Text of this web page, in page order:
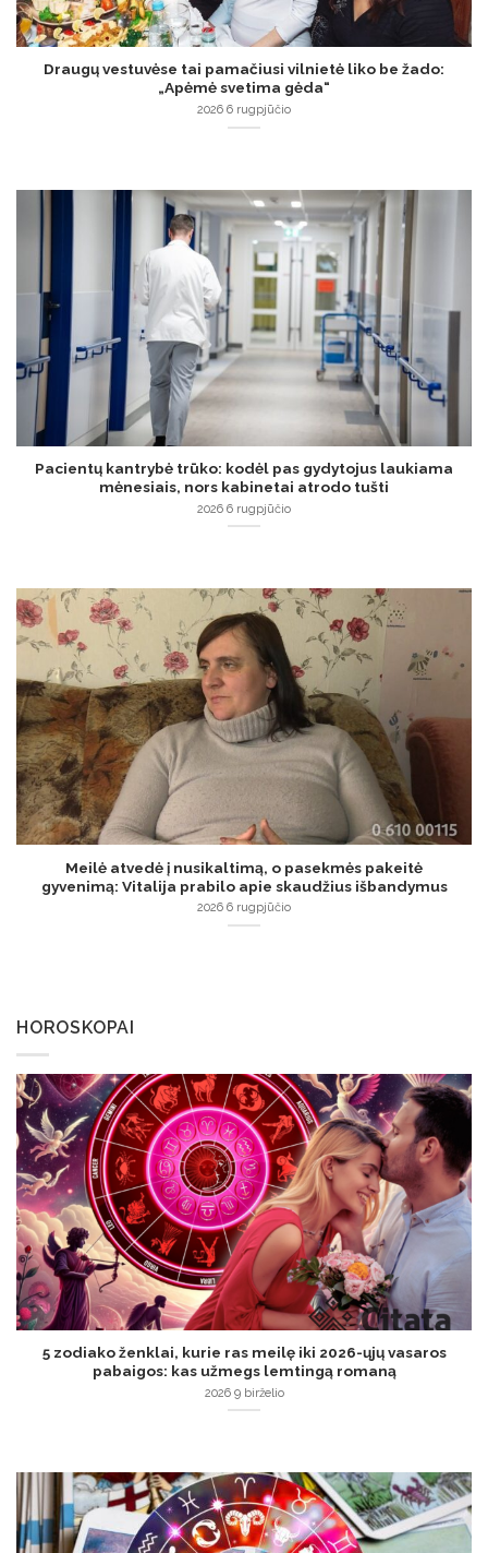
Draugų vestuvėse tai pamačiusi vilnietė liko be žado:
„Apėmė svetima gėda“
2026 6 rugpjūčio
Pacientų kantrybė trūko: kodėl pas gydytojus laukiama
mėnesiais, nors kabinetai atrodo tušti
2026 6 rugpjūčio
Meilė atvedė į nusikaltimą, o pasekmės pakeitė
gyvenimą: Vitalija prabilo apie skaudžius išbandymus
2026 6 rugpjūčio
HOROSKOPAI
5 zodiako ženklai, kurie ras meilę iki 2026-ųjų vasaros
pabaigos: kas užmegs lemtingą romaną
2026 9 birželio